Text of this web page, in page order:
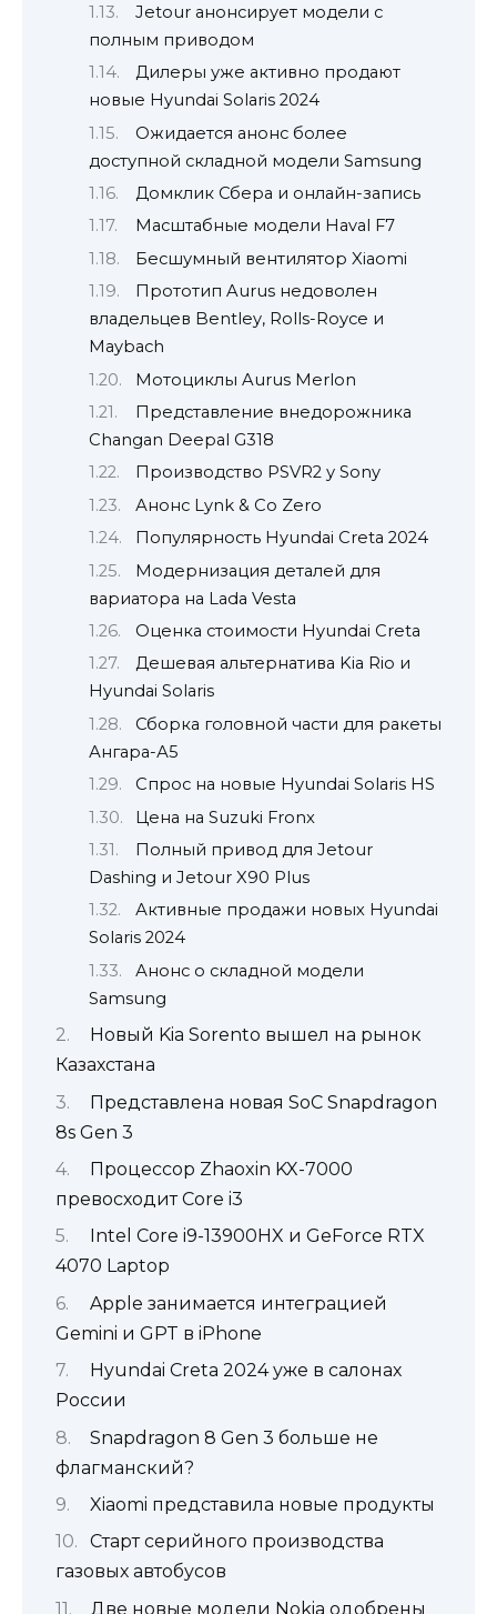
Jetour анонсирует модели с
полным приводом
Дилеры уже активно продают
новые Hyundai Solaris 2024
Ожидается анонс более
доступной складной модели Samsung
Домклик Сбера и онлайн-запись
Масштабные модели Haval F7
Бесшумный вентилятор Xiaomi
Прототип Aurus недоволен
владельцев Bentley, Rolls-Royce и
Maybach
Мотоциклы Aurus Merlon
Представление внедорожника
Changan Deepal G318
Производство PSVR2 у Sony
Анонс Lynk & Co Zero
Популярность Hyundai Creta 2024
Модернизация деталей для
вариатора на Lada Vesta
Оценка стоимости Hyundai Creta
Дешевая альтернатива Kia Rio и
Hyundai Solaris
Сборка головной части для ракеты
Ангара-А5
Спрос на новые Hyundai Solaris HS
Цена на Suzuki Fronx
Полный привод для Jetour
Dashing и Jetour X90 Plus
Активные продажи новых Hyundai
Solaris 2024
Анонс о складной модели
Samsung
Новый Kia Sorento вышел на рынок
Казахстана
Представлена новая SoC Snapdragon
8s Gen 3
Процессор Zhaoxin KX-7000
превосходит Core i3
Intel Core i9-13900HX и GeForce RTX
4070 Laptop
Apple занимается интеграцией
Gemini и GPT в iPhone
Hyundai Creta 2024 уже в салонах
России
Snapdragon 8 Gen 3 больше не
флагманский?
Xiaomi представила новые продукты
Старт серийного производства
газовых автобусов
Две новые модели Nokia одобрены